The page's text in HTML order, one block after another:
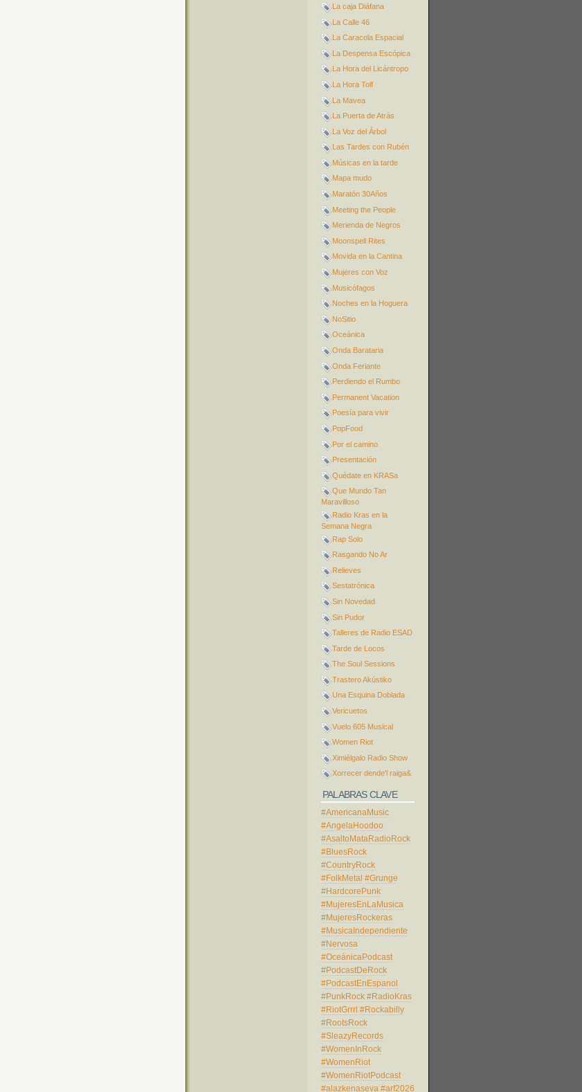
La caja Diáfana
La Calle 46
La Caracola Espacial
La Despensa Escópica
La Hora del Licántropo
La Hora Tolf
La Mavea
La Puerta de Atrás
La Voz del Árbol
Las Tardes con Rubén
Músicas en la tarde
Mapa mudo
Maratón 30Años
Meeting the People
Merienda de Negros
Moonspell Rites
Movida en la Cantina
Mujeres con Voz
Musicófagos
Noches en la Hoguera
NoSitio
Oceánica
Onda Barataria
Onda Feriante
Perdiendo el Rumbo
Permanent Vacation
Poesía para vivir
PopFood
Por el camino
Presentación
Quédate en KRASa
Que Mundo Tan
Maravilloso
Radio Kras en la
Semana Negra
Rap Solo
Rasgando No Ar
Relieves
Sestatrónica
Sin Novedad
Sin Pudor
Talleres de Radio ESAD
Tarde de Locos
The Soul Sessions
Trastero Akústiko
Una Esquina Doblada
Vericuetos
Vuelo 605 Musical
Women Riot
Ximiélgalo Radio Show
Xorrecer dende'l raiga&
PALABRAS CLAVE
#AmericanaMusic
#AngelaHoodoo
#AsaltoMataRadioRock
#BluesRock
#CountryRock
#FolkMetal #Grunge
#HardcorePunk
#MujeresEnLaMusica
#MujeresRockeras
#MusicaIndependiente
#Nervosa
#OceánicaPodcast
#PodcastDeRock
#PodcastEnEspanol
#PunkRock #RadioKras
#RiotGrrrl #Rockabilly
#RootsRock
#SleazyRecords
#WomenInRock
#WomenRiot
#WomenRiotPodcast
#alazkenaseva #arf2026